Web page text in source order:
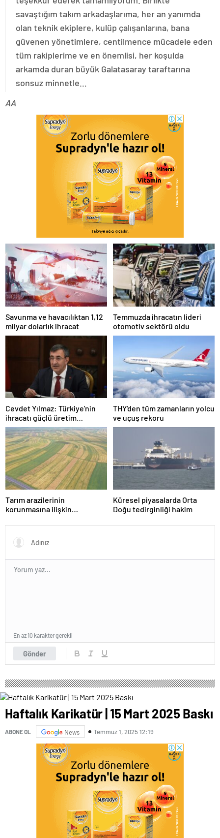
savaştığım takım arkadaşlarıma, her an yanımda
olan teknik ekiplere, kulüp çalışanlarına, bana
güvenen yönetimlere, centilmence mücadele eden
tüm rakiplerime ve en önemlisi, her koşulda
arkamda duran büyük Galatasaray taraftarına
sonsuz minnetle…
AA
Savunma ve havacılıktan 1,12
milyar dolarlık ihracat
Temmuzda ihracatın lideri
otomotiv sektörü oldu
Cevdet Yılmaz: Türkiye'nin
ihracatı güçlü üretim
altyapısıyla yüksek seviyesini
sürdürmektedir
THY'den tüm zamanların yolcu
ve uçuş rekoru
Tarım arazilerinin
korunmasına ilişkin
Küresel piyasalarda Orta
Doğu tedirginliği hakim
Gönder
En az 10 karakter gerekli
Haftalık Karikatür | 15 Mart 2025 Baskı
ABONE OL News Temmuz 1, 2025 12:19